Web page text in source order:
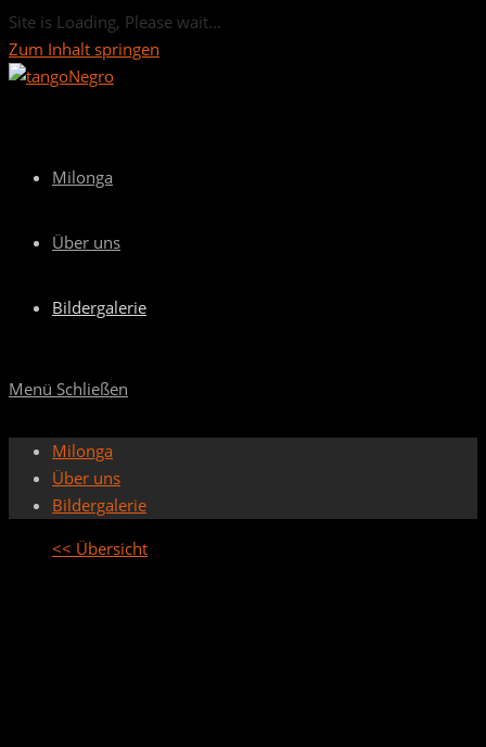
Site is Loading, Please wait...
Zum Inhalt springen
Milonga
Über uns
Bildergalerie
Menü Schließen
Milonga
Über uns
Bildergalerie
<< Übersicht